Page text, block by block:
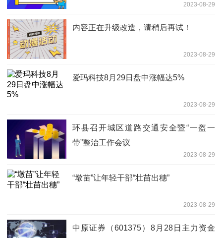
2023-08-29
内容正在升级改造，请稍后再试！
2023-08-29
爱玛科技8月29日盘中涨幅达5%
2023-08-29
环县召开城区道路交通安全暨“一盔一
带”整治工作会议
2023-08-29
“墩苗”让年轻干部“壮苗出穗”
2023-08-29
中原证券（601375）8月28日主力资金